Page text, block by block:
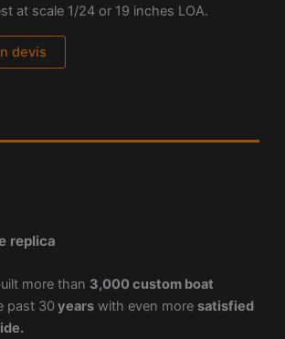
at scale 1/24 or 19 inches LOA.
devis
replica
more than 3,000 custom boat
past 30 yearswith even more satisfied